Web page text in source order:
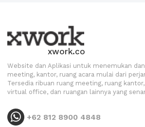
xwork.co
Website dan Aplikasi untuk menemukan
meeting, kantor, ruang acara mulai dari
Tersedia ribuan ruang meeting, ruang
virtual office, dan ruangan lainnya yang
+62 812 8900 4848